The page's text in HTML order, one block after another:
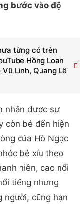
bước vào độ
từng có trên
Hồng Loan
Vũ Linh, Quang Lê
nhận được sự
còn bé đến hiện
của Hồ Ngọc
bé xíu theo
niên, cao nổi
tiếng nhưng
người, cũng hạn